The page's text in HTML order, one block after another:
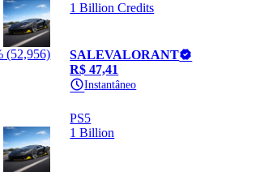
(52,956)
1 Billion Credits
SALEVALORANT
R$ 47,41
Instantâneo
PS5
1 Billion